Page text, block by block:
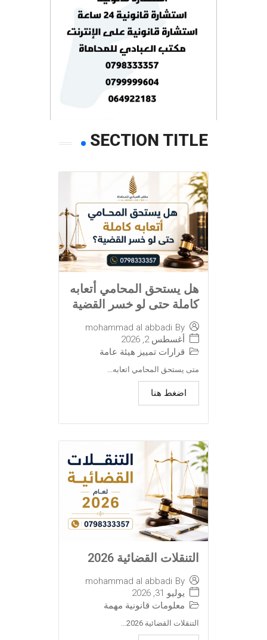
SECTION TITLE
هل يستحق المحامي أتعابه
كاملة حتى لو خسر القضية
By
mohammad al abbadi
أغسطس 2, 2026
قرارات تمييز هيئة عامة
متى يستحق المحامي اتعابه...
اضغط هنا
التنقلات القضائية 2026
By
mohammad al abbadi
يوليو 31, 2026
معلومات قانونية مهمة
التنقلات القضائية 2026...